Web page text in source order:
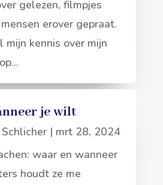
gelezen, filmpjes
erover gepraat.
mijn kennis over mijn
je wilt
| mrt 28, 2024
waar en wanneer
houdt ze me